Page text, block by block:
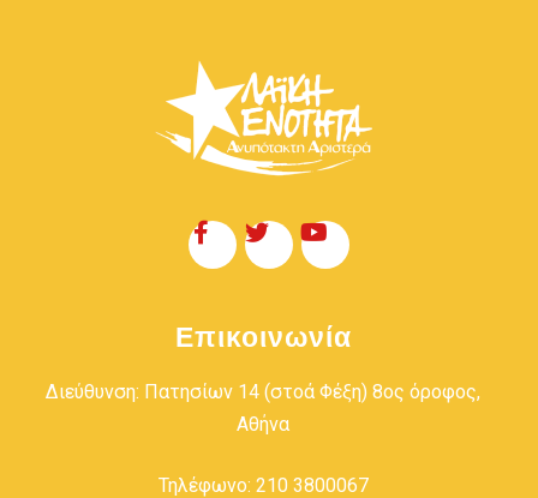
Επικοινωνία
Διεύθυνση: Πατησίων 14 (στοά Φέξη) 8ος όροφος,
Αθήνα
Τηλέφωνο: 210 3800067